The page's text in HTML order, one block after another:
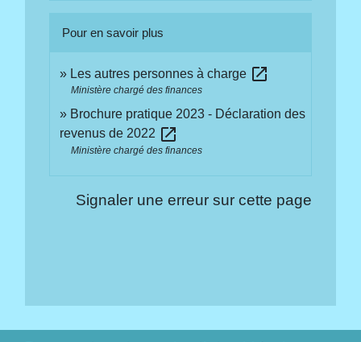
Pour en savoir plus
Les autres personnes à charge open_in_new
Ministère chargé des finances
Brochure pratique 2023 - Déclaration des
revenus de 2022 open_in_new
Ministère chargé des finances
Signaler une erreur sur cette page